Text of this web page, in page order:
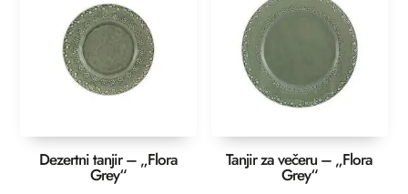
Dezertni tanjir – „Flora
Grey“
Tanjir za večeru – „Flora
Grey“